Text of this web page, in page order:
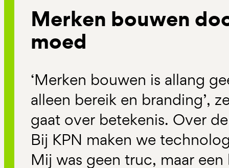
Merken bouwen
moed
‘Merken bouwen is allang
alleen bereik en branding’,
gaat over betekenis. Over
Bij KPN maken we
Mij was geen truc, maar